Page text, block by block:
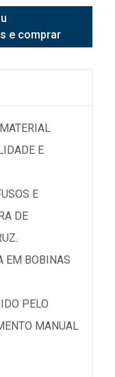
e comprar
E
E
DE
EM BOBINAS
PELO
MANUAL